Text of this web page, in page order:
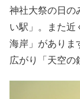
神社大祭の日の
い駅」。また近
海岸」がありま
広がり「天空の